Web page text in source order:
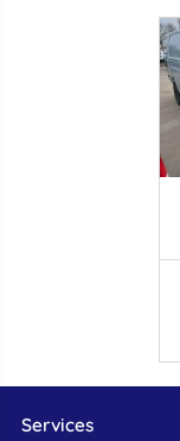
Services